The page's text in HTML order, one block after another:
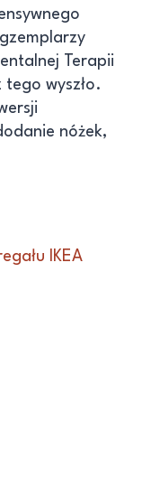
Terapii
wyszło.
nóżek,